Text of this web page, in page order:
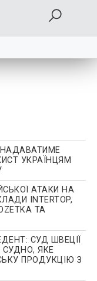
НАДАВАТИМЕ
УКРАЇНЦЯМ
АТАКИ НА
INTERTOP,
ТА
СУД ШВЕЦІЇ
СУДНО, ЯКЕ
ПРОДУКЦІЮ З